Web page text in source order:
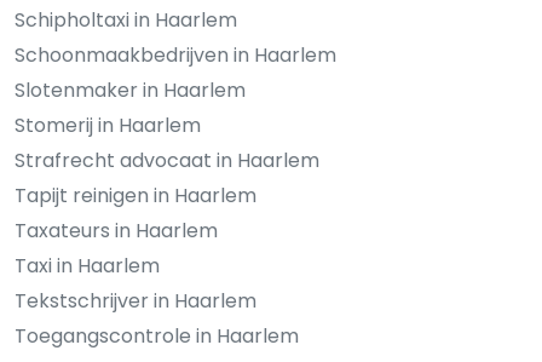
Schipholtaxi in Haarlem
Schoonmaakbedrijven in Haarlem
Slotenmaker in Haarlem
Stomerij in Haarlem
Strafrecht advocaat in Haarlem
Tapijt reinigen in Haarlem
Taxateurs in Haarlem
Taxi in Haarlem
Tekstschrijver in Haarlem
Toegangscontrole in Haarlem